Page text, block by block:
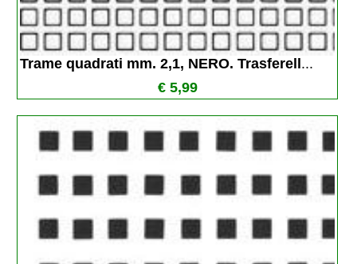
Trame quadrati mm. 2,1, NERO. Trasferell ...
€ 5,99